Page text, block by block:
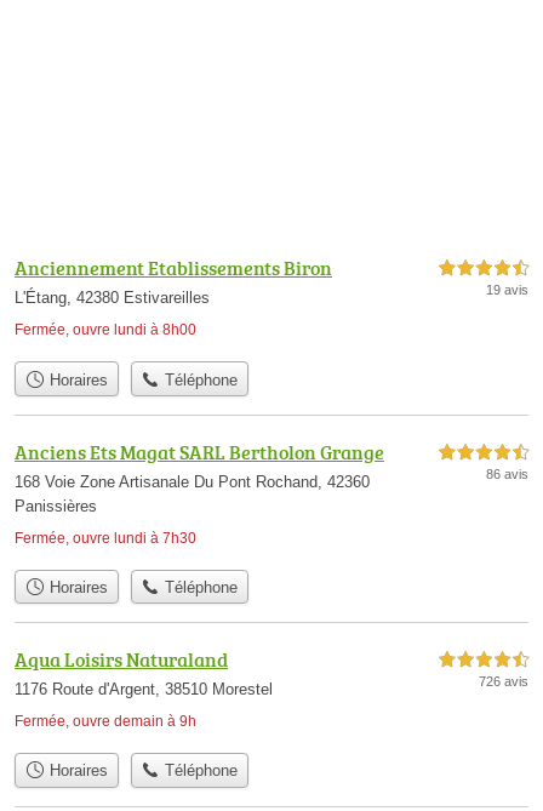
Anciennement Etablissements Biron
L'Étang, 42380 Estivareilles
Fermée, ouvre lundi à 8h00
4,5 étoiles sur 5
19 avis
Horaires Téléphone
Anciens Ets Magat SARL Bertholon Grange
168 Voie Zone Artisanale Du Pont Rochand, 42360
Panissières
Fermée, ouvre lundi à 7h30
4,5 étoiles sur 5
86 avis
Horaires Téléphone
Aqua Loisirs Naturaland
1176 Route d'Argent, 38510 Morestel
Fermée, ouvre demain à 9h
4,5 étoiles sur 5
726 avis
Horaires Téléphone